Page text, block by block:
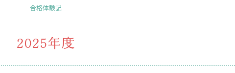
合格体験記
2025年度